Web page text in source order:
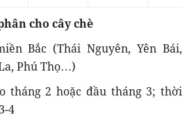
cho cây chè
Bắc (Thái Nguyên, Yên Bái,
Phú Thọ…)
tháng 2 hoặc đầu tháng 3; thời
4